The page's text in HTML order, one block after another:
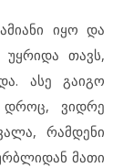
იყო და
თავს,
ასე გაიგო
დროც, ვიდრე
რამდენი
მათი